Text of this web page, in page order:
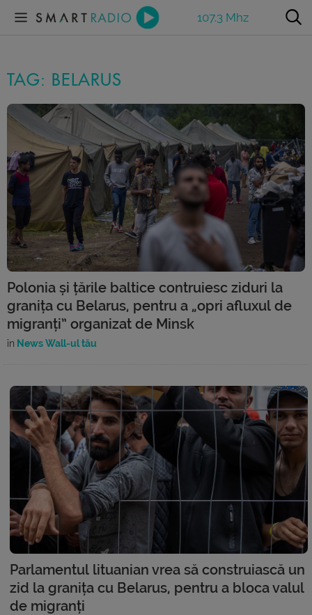
107.3 Mhz
TAG: BELARUS
Polonia și țările baltice contruiesc ziduri la
granița cu Belarus, pentru a „opri afluxul de
migranți” organizat de Minsk
în News Wall-ul tău
Parlamentul lituanian vrea să construiască un
zid la granița cu Belarus, pentru a bloca valul
de migranți